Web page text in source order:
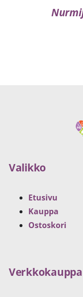
Valikko
Etusivu
Kauppa
Ostoskori
Verkkokauppa